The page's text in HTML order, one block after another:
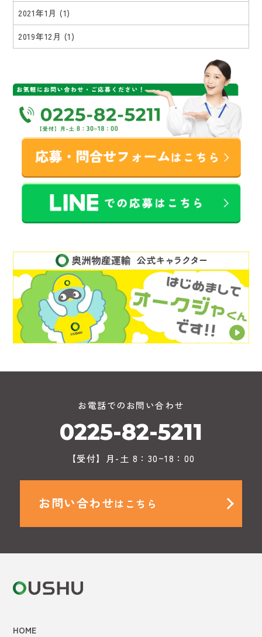
2021年1月 (1)
2019年12月 (1)
お電話でのお問い合わせ
0225-82-5211
【受付】月-土 8：30~18：00
お問い合わせはこちら
HOME